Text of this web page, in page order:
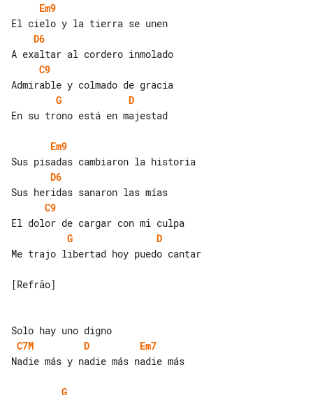
Em9
D6
C9
G
D
En su trono está en majestad
Em9
D6
C9
G
D
Me trajo libertad hoy puedo cantar
[Refrão]
C7M
D
Em7
Nadie más y nadie más nadie más
G